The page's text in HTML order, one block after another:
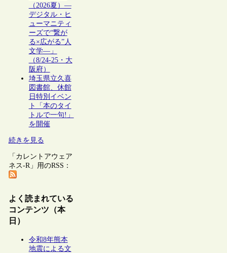
（2026夏）―
デジタル・ヒ
ューマニティ
ーズで“繋が
る×広がる”人
文学―」
（8/24-25・大
阪府）
埼玉県立久喜
図書館、休館
日特別イベン
ト「本のタイ
トルで一句!」
を開催
続きを見る
「カレントアウェア
ネス-R」用のRSS：
よく読まれている
コンテンツ（本
日）
令和8年熊本
地震による文